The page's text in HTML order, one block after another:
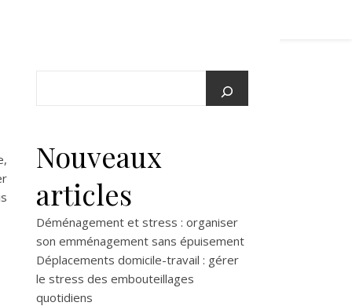
Nouveaux
articles
Déménagement et stress : organiser
son emménagement sans épuisement
Déplacements domicile-travail : gérer
le stress des embouteillages
quotidiens